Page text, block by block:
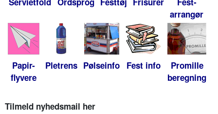
arrangør
Papir-
flyvere
Pletrens Pølseinfo Fest info
Promille
beregning
Tilmeld nyhedsmail her